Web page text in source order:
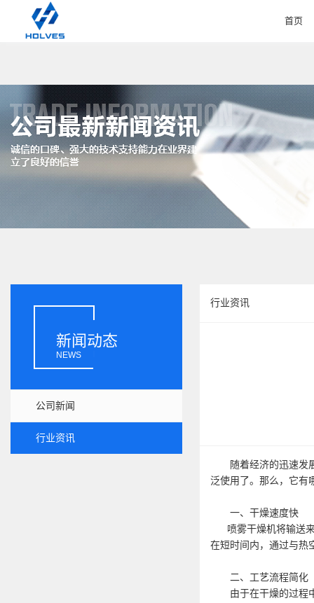
首页
新闻动态
NEWS
公司新闻
行业资讯
行业资讯
随着经济的迅速发展
泛使用了。那么，它有
一、干燥速度快
喷雾干燥机将输送来
在短时间内，通过与热
二、工艺流程简化
由于在干燥的过程中